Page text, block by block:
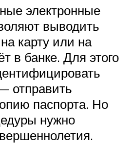
электронные
выводить
карту или на
в банке. Для этого
отправить
паспорта. Но
нужно